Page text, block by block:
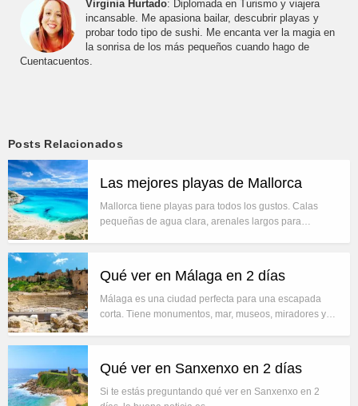
Virginia Hurtado: Diplomada en Turismo y viajera
incansable. Me apasiona bailar, descubrir playas y
probar todo tipo de sushi. Me encanta ver la magia en
la sonrisa de los más pequeños cuando hago de
Cuentacuentos.
Posts Relacionados
Las mejores playas de Mallorca
Mallorca tiene playas para todos los gustos. Calas
pequeñas de agua clara, arenales largos para…
Qué ver en Málaga en 2 días
Málaga es una ciudad perfecta para una escapada
corta. Tiene monumentos, mar, museos, miradores y…
Qué ver en Sanxenxo en 2 días
Si te estás preguntando qué ver en Sanxenxo en 2